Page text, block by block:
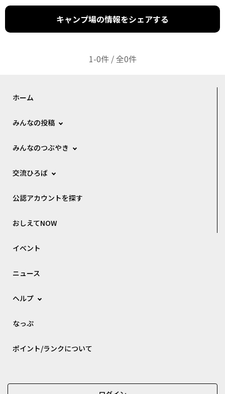
キャンプ場の情報をシェアする
1-0件 / 全0件
ホーム
みんなの投稿
みんなのつぶやき
交流ひろば
公認アカウントを探す
おしえてNOW
イベント
ニュース
ヘルプ
なっぷ
ポイント/ランクについて